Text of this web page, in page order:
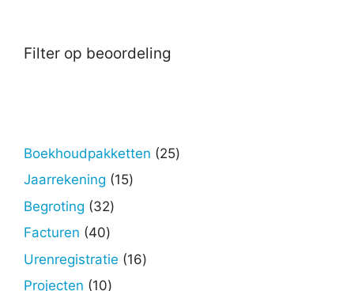
Filter op beoordeling
Boekhoudpakketten 2525
Jaarrekening 1515
Begroting 3232
Facturen 4040
producten
Urenregistratie 1616
Projecten 1010